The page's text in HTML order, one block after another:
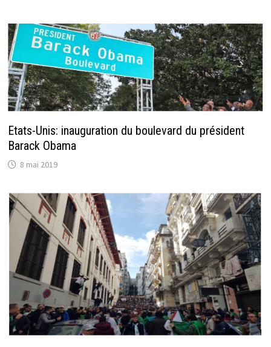
Etats-Unis: inauguration du boulevard du président
Barack Obama
8 mai 2019